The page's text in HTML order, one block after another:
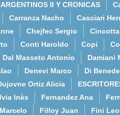
II Y CRONICAS
Carranza Nacho
Casciari
Chejfec Sergio
Conti Haroldo Copi
Dal Masseto Antonio
Damiani
Denevi Marco
Di
Ortiz Alicia
Inès Fernandez Ana
Filloy Juan Fini